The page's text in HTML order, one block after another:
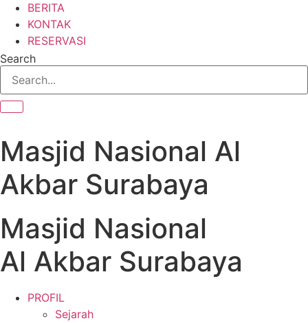
BERITA
KONTAK
RESERVASI
Search
Masjid Nasional Al
Akbar Surabaya
Masjid Nasional
Al Akbar Surabaya
PROFIL
Sejarah